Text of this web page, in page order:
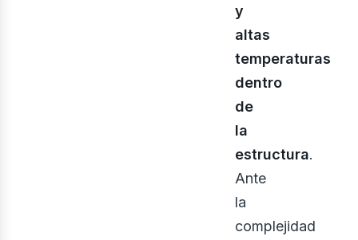
y
altas
temperaturas
dentro
de
la
estructura.
Ante
la
complejidad